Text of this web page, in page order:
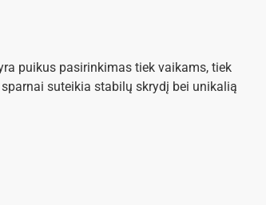
puikus pasirinkimas tiek vaikams, tiek
suteikia stabilų skrydį bei unikalią